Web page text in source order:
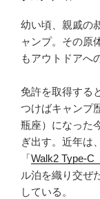
タ
ン
プ
情
も”
の
幼い頃、親戚の
ャンプ。その原
もアウトドアへ
免許を取得する
つけばキャンプ
瓶座）になった
ぎ出す。近年は
「Walk2 Type‑C
ル泊を織り交ぜ
している。